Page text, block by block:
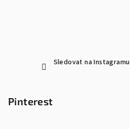
Sledovat na Instagramu
Pinterest